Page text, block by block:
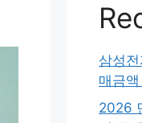
삼성
매금
2026